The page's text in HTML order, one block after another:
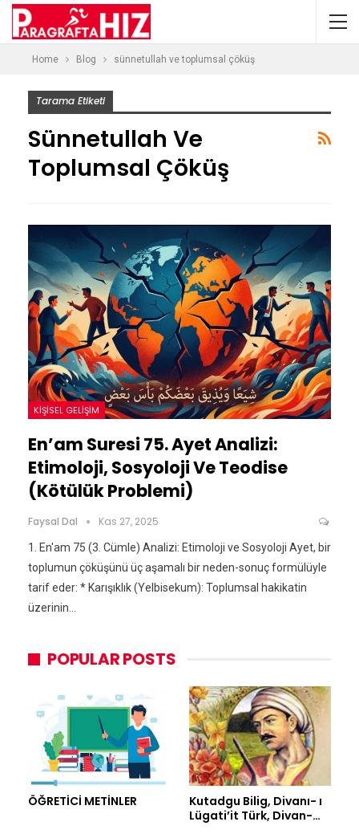
Home Blog sünnetullah ve toplumsal çöküş
Tarama Etiketi
Sünnetullah Ve
Toplumsal Çöküş
KIŞISEL GELIŞIM
En’am Suresi 75. Ayet Analizi:
Etimoloji, Sosyoloji Ve Teodise
(Kötülük Problemi)
Faysal Dal Kas 27, 2025
1. En'am 75 (3. Cümle) Analizi: Etimoloji ve Sosyoloji Ayet, bir
toplumun çöküşünü üç aşamalı bir neden-sonuç formülüyle
tarif eder: * Karışıklık (Yelbisekum): Toplumsal hakikatin
üzerinin…
POPULAR POSTS
ÖĞRETİCİ METİNLER
Kutadgu Bilig, Divanı- ı
Lügati’it Türk, Divan-…